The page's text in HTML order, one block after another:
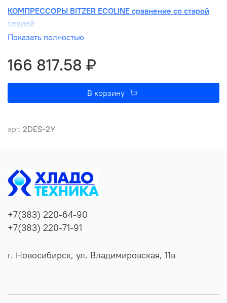
арт. 2DES-2Y
КОМПРЕССОРЫ BITZER ECOLINE сравнение со старой
серией
КОМПРЕССОРЫ BITZER ECOLINE ИНСТРУКЦИЯ ПО
подбора компрессоров BITZER
Показать полностью
166 817.58 ₽
В корзину
+7(383) 220-64-90
+7(383) 220-71-91
г. Новосибирск, ул. Владимировская, 11в